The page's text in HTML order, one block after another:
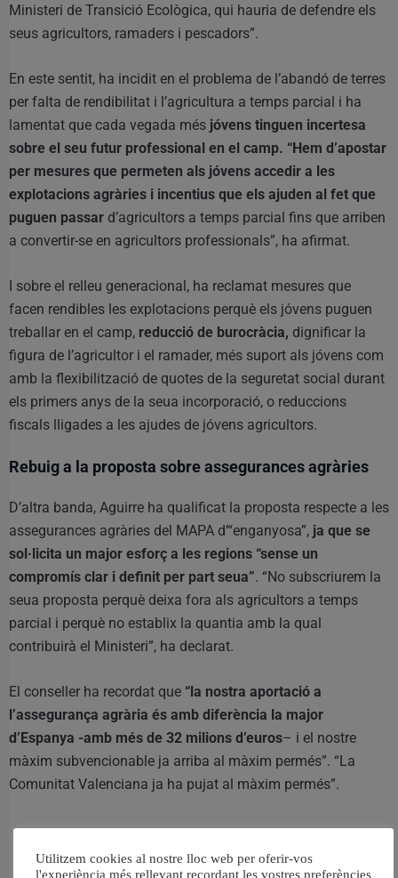
Ministeri de Transició Ecològica, qui hauria de defendre els
seus agricultors, ramaders i pescadors”.
En este sentit, ha incidit en el problema de l’abandó de terres
per falta de rendibilitat i l’agricultura a temps parcial i ha
lamentat que cada vegada més jóvens tinguen incertesa
sobre el seu futur professional en el camp. “Hem d’apostar
per mesures que permeten als jóvens accedir a les
explotacions agràries i incentius que els ajuden al fet que
puguen passar d’agricultors a temps parcial fins que arriben
a convertir-se en agricultors professionals”, ha afirmat.
I sobre el relleu generacional, ha reclamat mesures que
facen rendibles les explotacions perquè els jóvens puguen
treballar en el camp, reducció de burocràcia, dignificar la
figura de l’agricultor i el ramader, més suport als jóvens com
amb la flexibilització de quotes de la seguretat social durant
els primers anys de la seua incorporació, o reduccions
fiscals lligades a les ajudes de jóvens agricultors.
Rebuig a la proposta sobre assegurances agràries
D’altra banda, Aguirre ha qualificat la proposta respecte a les
assegurances agràries del MAPA d’“enganyosa”, ja que se
sol·licita un major esforç a les regions “sense un
compromís clar i definit per part seua”. “No subscriurem la
seua proposta perquè deixa fora als agricultors a temps
parcial i perquè no establix la quantia amb la qual
contribuirà el Ministeri”, ha declarat.
El conseller ha recordat que “la nostra aportació a
l’assegurança agrària és amb diferència la major
d’Espanya -amb més de 32 milions d’euros– i el nostre
màxim subvencionable ja arriba al màxim permés”. “La
Comunitat Valenciana ja ha pujat al màxim permés”.
Utilitzem cookies al nostre lloc web per oferir-vos
l'experiència més rellevant recordant les vostres preferències